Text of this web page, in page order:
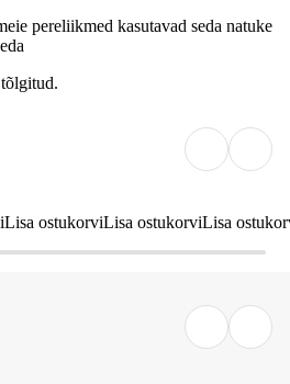
pereliikmed kasutavad seda natuke
tõlgitud.
Lisa ostukorviLisa ostukorviLisa